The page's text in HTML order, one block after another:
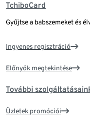
TchiboCard
Gyűjtse a babszemeket és
Ingyenes regisztráció
Előnyök megtekintése
További
Üzletek promóciói